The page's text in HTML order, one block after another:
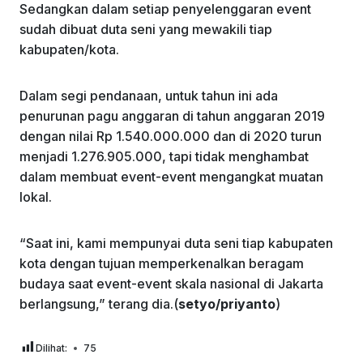
Sedangkan dalam setiap penyelenggaran event
sudah dibuat duta seni yang mewakili tiap
kabupaten/kota.
Dalam segi pendanaan, untuk tahun ini ada
penurunan pagu anggaran di tahun anggaran 2019
dengan nilai Rp 1.540.000.000 dan di 2020 turun
menjadi 1.276.905.000, tapi tidak menghambat
dalam membuat event-event mengangkat muatan
lokal.
“Saat ini, kami mempunyai duta seni tiap kabupaten
kota dengan tujuan memperkenalkan beragam
budaya saat event-event skala nasional di Jakarta
berlangsung,” terang dia.(setyo/priyanto)
Dilihat: 75